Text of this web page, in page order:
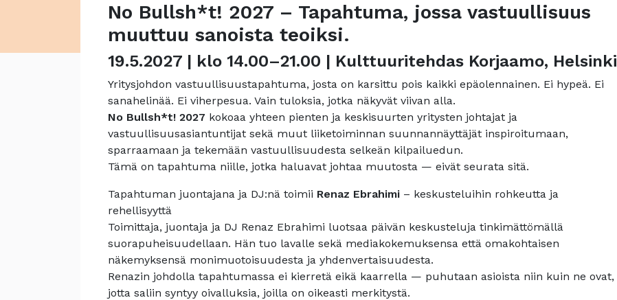
No Bullsh*t! 2027 – Tapahtuma, jossa vastuullisuus
muuttuu sanoista teoiksi.
19.5.2027 | klo 14.00–21.00 | Kulttuuritehdas Korjaamo, Helsinki
Yritysjohdon vastuullisuustapahtuma, josta on karsittu pois kaikki epäolennainen. Ei hypeä. Ei
sanahelinää. Ei viherpesua. Vain tuloksia, jotka näkyvät viivan alla.
No Bullsh*t! 2027 kokoaa yhteen pienten ja keskisuurten yritysten johtajat ja
vastuullisuusasiantuntijat sekä muut liiketoiminnan suunnannäyttäjät inspiroitumaan,
sparraamaan ja tekemään vastuullisuudesta selkeän kilpailuedun.
Tämä on tapahtuma niille, jotka haluavat johtaa muutosta — eivät seurata sitä.
Tapahtuman juontajana ja DJ:nä toimii Renaz Ebrahimi – keskusteluihin rohkeutta ja
rehellisyyttä
Toimittaja, juontaja ja DJ Renaz Ebrahimi luotsaa päivän keskusteluja tinkimättömällä
suorapuheisuudellaan. Hän tuo lavalle sekä mediakokemuksensa että omakohtaisen
näkemyksensä monimuotoisuudesta ja yhdenvertaisuudesta.
Renazin johdolla tapahtumassa ei kierretä eikä kaarrella — puhutaan asioista niin kuin ne ovat,
jotta saliin syntyy oivalluksia, joilla on oikeasti merkitystä.